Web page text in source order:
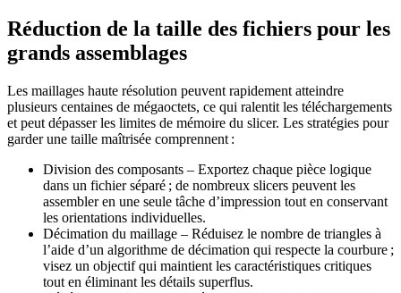
Réduction de la taille des fichiers pour les
grands assemblages
Les maillages haute résolution peuvent rapidement atteindre
plusieurs centaines de mégaoctets, ce qui ralentit les téléchargements
et peut dépasser les limites de mémoire du slicer. Les stratégies pour
garder une taille maîtrisée comprennent :
Division des composants – Exportez chaque pièce logique
dans un fichier séparé ; de nombreux slicers peuvent les
assembler en une seule tâche d’impression tout en conservant
les orientations individuelles.
Décimation du maillage – Réduisez le nombre de triangles à
l’aide d’un algorithme de décimation qui respecte la courbure ;
visez un objectif qui maintient les caractéristiques critiques
tout en éliminant les détails superflus.